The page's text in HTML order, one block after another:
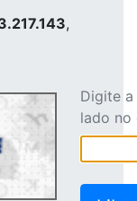
,
Digite
lado no